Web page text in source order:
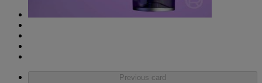
Previous card